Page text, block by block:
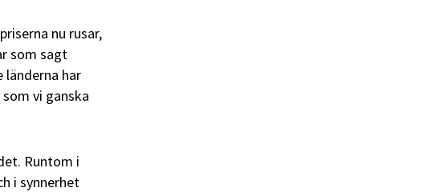
nu rusar,
som sagt
länderna har
vi ganska
Runtom i
i synnerhet